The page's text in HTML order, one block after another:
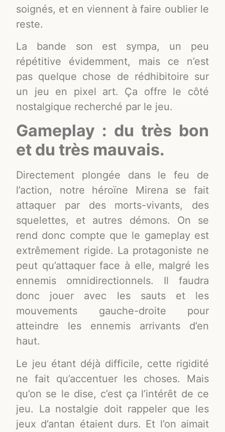
soignés, et en viennent à faire oublier le
reste.
La bande son est sympa, un peu
répétitive évidemment, mais ce n’est
pas quelque chose de rédhibitoire sur
un jeu en pixel art. Ça offre le côté
nostalgique recherché par le jeu.
Gameplay : du très bon
et du très mauvais.
Directement plongée dans le feu de
l’action, notre héroïne Mirena se fait
attaquer par des morts-vivants, des
squelettes, et autres démons. On se
rend donc compte que le gameplay est
extrêmement rigide. La protagoniste ne
peut qu’attaquer face à elle, malgré les
ennemis omnidirectionnels. Il faudra
donc jouer avec les sauts et les
mouvements gauche-droite pour
atteindre les ennemis arrivants d’en
haut.
Le jeu étant déjà difficile, cette rigidité
ne fait qu’accentuer les choses. Mais
qu’on se le dise, c’est ça l’intérêt de ce
jeu. La nostalgie doit rappeler que les
jeux d’antan étaient durs. Et l’on aimait